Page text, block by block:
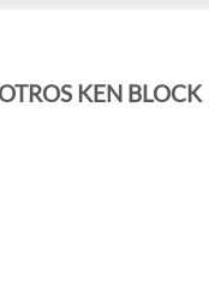
KEN BLOCK